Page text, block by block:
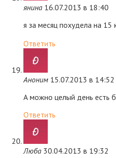
янина 16.07.2013 в 18:40
я за месяц похудела на 15
Ответить
Аноним 15.07.2013 в 14:52
А можно целый день есть
Ответить
Люба 30.04.2013 в 19:32